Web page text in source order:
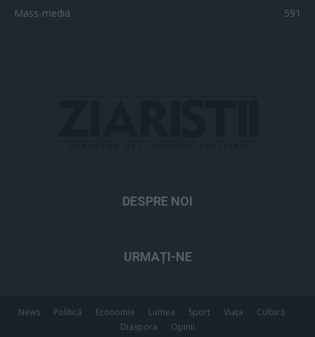
Mass-media
591
DESPRE NOI
URMAȚI-NE
News Politică Economie Lumea Sport Viața
Cultură
Diaspora
Opinii